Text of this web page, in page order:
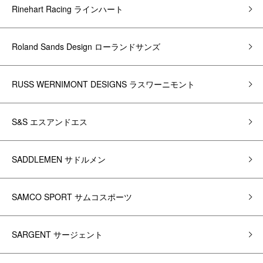
Rinehart Racing ラインハート
Roland Sands Design ローランドサンズ
RUSS WERNIMONT DESIGNS ラスワーニモント
S&S エスアンドエス
SADDLEMEN サドルメン
SAMCO SPORT サムコスポーツ
SARGENT サージェント